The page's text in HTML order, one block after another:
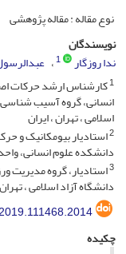
نوع مقاله : مقاله پژوهشی
نویسندگان
ندا روزگار
1
1کارشناس ارشد حرکات
انسانی، گروه آسیب
اسلامی ، تهران ، ایران
2استادیار بیومکانیک و
دانشکده علوم انسانی،
3استادیار، گروه مدیریت
دانشگاه آزاد اسلامی ،
چکیده